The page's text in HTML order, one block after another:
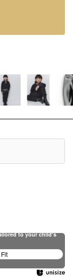
to your child's